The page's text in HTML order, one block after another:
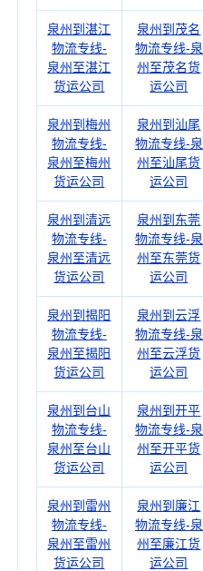
泉州到湛江
物流专线-
泉州至湛江
货运公司
泉州到茂名
物流专线-泉
州至茂名货
运公司
泉州到梅州
物流专线-
泉州至梅州
货运公司
泉州到汕尾
物流专线-泉
州至汕尾货
运公司
泉州到清远
物流专线-
泉州至清远
货运公司
泉州到东莞
物流专线-泉
州至东莞货
运公司
泉州到揭阳
物流专线-
泉州至揭阳
货运公司
泉州到云浮
物流专线-泉
州至云浮货
运公司
泉州到台山
物流专线-
泉州至台山
货运公司
泉州到开平
物流专线-泉
州至开平货
运公司
泉州到雷州
物流专线-
泉州至雷州
货运公司
泉州到廉江
物流专线-泉
州至廉江货
运公司